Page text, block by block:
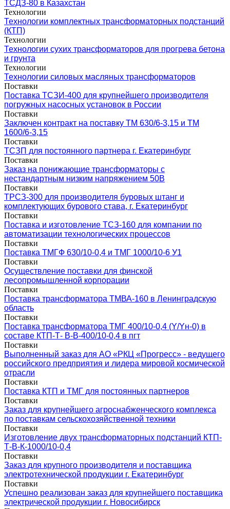
ТСДЗ-80 в Казахстан
Технологии
Технологии комплектных трансформаторных подстанций
(КТП)
Технологии
Технологии сухих трансформаторов для прогрева бетона
и грунта
Технологии
Технологии силовых масляных трансформаторов
Поставки
Поставка ТСЗИ-400 для крупнейшего производителя
погружных насосных установок в России
Поставки
Заключен контракт на поставку ТМ 630/6-3,15 и ТМ
1600/6-3,15
Поставки
ТСЗП для постоянного партнера г. Екатеринбург
Поставки
Заказ на понижающие трансформаторы с
нестандартным низким напряжением 50В
Поставки
ТРСЗ-300 для производителя буровых штанг и
комплектующих бурового става, г. Екатеринбург
Поставки
Поставка и изготовление ТСЗ-160 для компании по
автоматизации технологических процессов
Поставки
Поставка ТМГФ 630/10-0,4 и ТМГ 1000/10-6 У1
Поставки
Осуществление поставки для финской
лесопромышленной корпорации
Поставки
Поставка трансформатора ТМВА-160 в Ленинградскую
область
Поставки
Поставка трансформатора ТМГ 400/10-0,4 (Y/Yн-0) в
составе КТП-Т- В-В-400/10-0,4 в пгт
Поставки
Выполненный заказ для АО «РКЦ «Прогресс» - ведущего
российского предприятия и лидера мировой космической
отрасли
Поставки
Поставка КТП и ТМГ для постоянных партнеров
Поставки
Заказ для крупнейшего агроснабженческого комплекса
по поставкам сельскохозяйственной техники
Поставки
Изготовление двух трансформаторных подстанций КТП-
Т-В-К-1000/10-0,4
Поставки
Заказ для крупного производителя и поставщика
электротехнической продукции г. Екатеринбург
Поставки
Успешно реализован заказ для крупнейшего поставщика
электрической продукции г. Новосибирск